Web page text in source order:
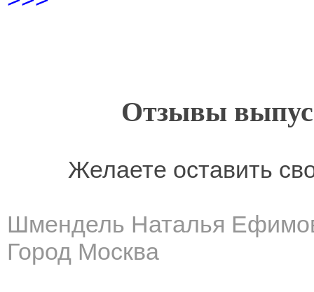
Отзывы
Желаете оставить
Шмендель Наталья
Город Москва